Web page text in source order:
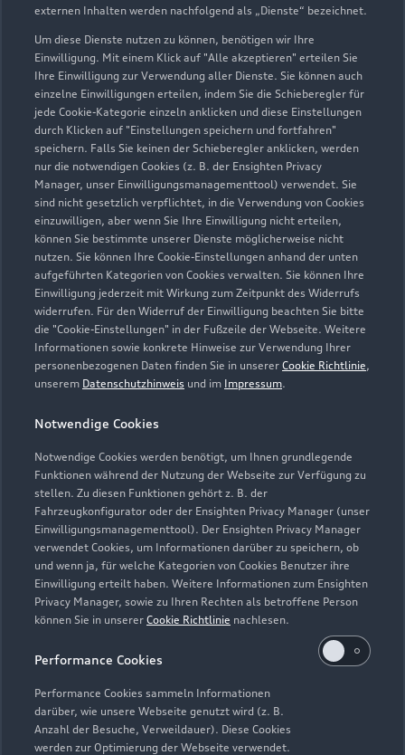
externen Inhalten werden nachfolgend als „Dienste“ bezeichnet.
Um diese Dienste nutzen zu können, benötigen wir Ihre
Einwilligung. Mit einem Klick auf "Alle akzeptieren" erteilen Sie
Ihre Einwilligung zur Verwendung aller Dienste. Sie können auch
einzelne Einwilligungen erteilen, indem Sie die Schieberegler für
jede Cookie-Kategorie einzeln anklicken und diese Einstellungen
durch Klicken auf "Einstellungen speichern und fortfahren"
speichern. Falls Sie keinen der Schieberegler anklicken, werden
nur die notwendigen Cookies (z. B. der Ensighten Privacy
Manager, unser Einwilligungsmanagementtool) verwendet. Sie
sind nicht gesetzlich verpflichtet, in die Verwendung von Cookies
einzuwilligen, aber wenn Sie Ihre Einwilligung nicht erteilen,
können Sie bestimmte unserer Dienste möglicherweise nicht
nutzen. Sie können Ihre Cookie-Einstellungen anhand der unten
aufgeführten Kategorien von Cookies verwalten. Sie können Ihre
Einwilligung jederzeit mit Wirkung zum Zeitpunkt des Widerrufs
widerrufen. Für den Widerruf der Einwilligung beachten Sie bitte
die "Cookie-Einstellungen" in der Fußzeile der Webseite. Weitere
Informationen sowie konkrete Hinweise zur Verwendung Ihrer
personenbezogenen Daten finden Sie in unserer Cookie Richtlinie,
unserem Datenschutzhinweis und im Impressum.
Notwendige Cookies
Notwendige Cookies werden benötigt, um Ihnen grundlegende
Funktionen während der Nutzung der Webseite zur Verfügung zu
stellen. Zu diesen Funktionen gehört z. B. der
Fahrzeugkonfigurator oder der Ensighten Privacy Manager (unser
Einwilligungsmanagementtool). Der Ensighten Privacy Manager
verwendet Cookies, um Informationen darüber zu speichern, ob
und wenn ja, für welche Kategorien von Cookies Benutzer ihre
Einwilligung erteilt haben. Weitere Informationen zum Ensighten
Privacy Manager, sowie zu Ihren Rechten als betroffene Person
können Sie in unserer Cookie Richtlinie nachlesen.
Performance Cookies
Performance Cookies sammeln Informationen
darüber, wie unsere Webseite genutzt wird (z. B.
Anzahl der Besuche, Verweildauer). Diese Cookies
werden zur Optimierung der Webseite verwendet.
Zurück nach oben
Modelle
Alle Modelle
Modelle vergleichen
Elektromodelle
Plug-in-Hybride
Kaufen & leasen
Neuwagensuche
Gebrauchtwagen
Geschäftskunden
Service & Zubehör
Saisonale Angebote
Audi Services
Garantie
Audi digital services
Support
Kundenservice
Händlersuche
Audi Code
Häufige Fragen (FAQ)
Audi Online Beratung
Online-Terminvereinbarung
Servicekontakt
Bordbuch & Bedienungsanleitungen
Verträge kündigen
Über Audi
Unternehmen
Presse & Media Center
Datenschutz
Audi erleben
Newsletter
© 2026 AUDI AG. Alle Rechte vorbehalten
Impressum Rechtliches
Hinweisgebersystem
Datenschutzinformation
Cookie-Einstellungen
Cookie-Richtlinie
Barrierefreiheit
Digital Services Act
EU Data Act
Wir geben für jedes Audi Neufahrzeug eine umfangreiche Audi
Mobilitätsgarantie, die ab Auslieferung bis zur ersten fälligen
Neufahrzeug direkt von der AUDI AG erwerben, gibt die AUDI
AG, Auto-Union-Straße 1, 85057 Ingolstadt, ab Auslieferung
bis zur ersten fälligen Inspektion oder erstem fälligen